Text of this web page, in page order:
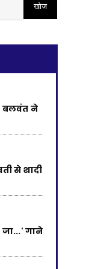
बलवंत ने
से शादी
जा...' गाने